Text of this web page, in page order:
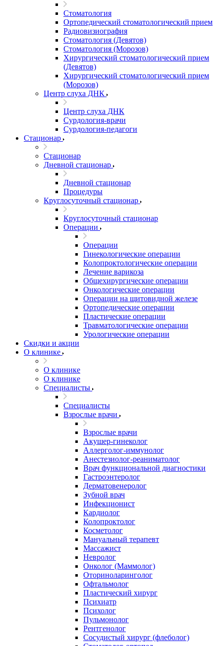
Стоматология
Ортопедический стоматологический прием
Радиовизиография
Стоматология (Девятов)
Стоматология (Морозов)
Хирургический стоматологический прием
(Девятов)
Хирургический стоматологический прием
(Морозов)
Центр слуха ДНК
Центр слуха ДНК
Сурдология-врачи
Сурдология-педагоги
Стационар
Стационар
Дневной стационар
Дневной стационар
Процедуры
Круглосуточный стационар
Круглосуточный стационар
Операции
Операции
Гинекологические операции
Колопроктологические операции
Лечение варикоза
Общехирургические операции
Онкологические операции
Операции на щитовидной железе
Ортопедические операции
Пластические операции
Травматологические операции
Урологические операции
Скидки и акции
О клинике
О клинике
О клинике
Специалисты
Специалисты
Взрослые врачи
Взрослые врачи
Акушер-гинеколог
Аллерголог-иммунолог
Анестезиолог-реаниматолог
Врач функциональной диагностики
Гастроэнтеролог
Дерматовенеролог
Зубной врач
Инфекционист
Кардиолог
Колопроктолог
Косметолог
Мануальный терапевт
Массажист
Невролог
Онколог (Маммолог)
Оториноларинголог
Офтальмолог
Пластический хирург
Психиатр
Психолог
Пульмонолог
Рентгенолог
Сосудистый хирург (флеболог)